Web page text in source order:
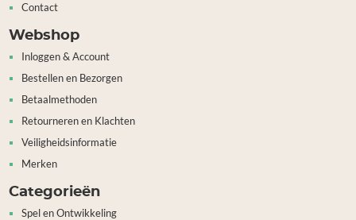
Contact
Webshop
Inloggen & Account
Bestellen en Bezorgen
Betaalmethoden
Retourneren en Klachten
Veiligheidsinformatie
Merken
Categorieën
Spel en Ontwikkeling